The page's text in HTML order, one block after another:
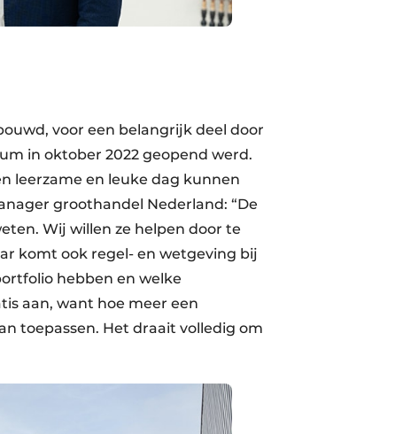
voor een belangrijk deel door
in oktober 2022 geopend werd.
leerzame en leuke dag kunnen
groothandel Nederland: “De
Wij willen ze helpen door te
komt ook regel- en wetgeving bij
hebben en welke
aan, want hoe meer een
toepassen. Het draait volledig om